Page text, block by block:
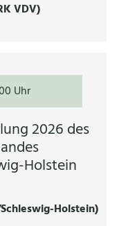
VDV)
Uhr
2026 des
Holstein
Holstein)